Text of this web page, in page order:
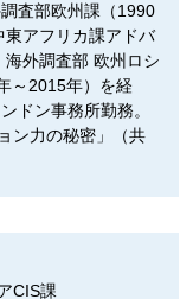
査部欧州課（1990
アフリカ課アドバ
外調査部 欧州ロシ
～2015年）を経
ドン事務所勤務。
ン力の秘密」（共
CIS課